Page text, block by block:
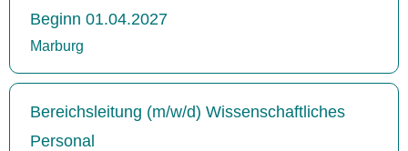
Beginn 01.04.2027
Marburg
Bereichsleitung (m/w/d) Wissenschaftliches
Personal